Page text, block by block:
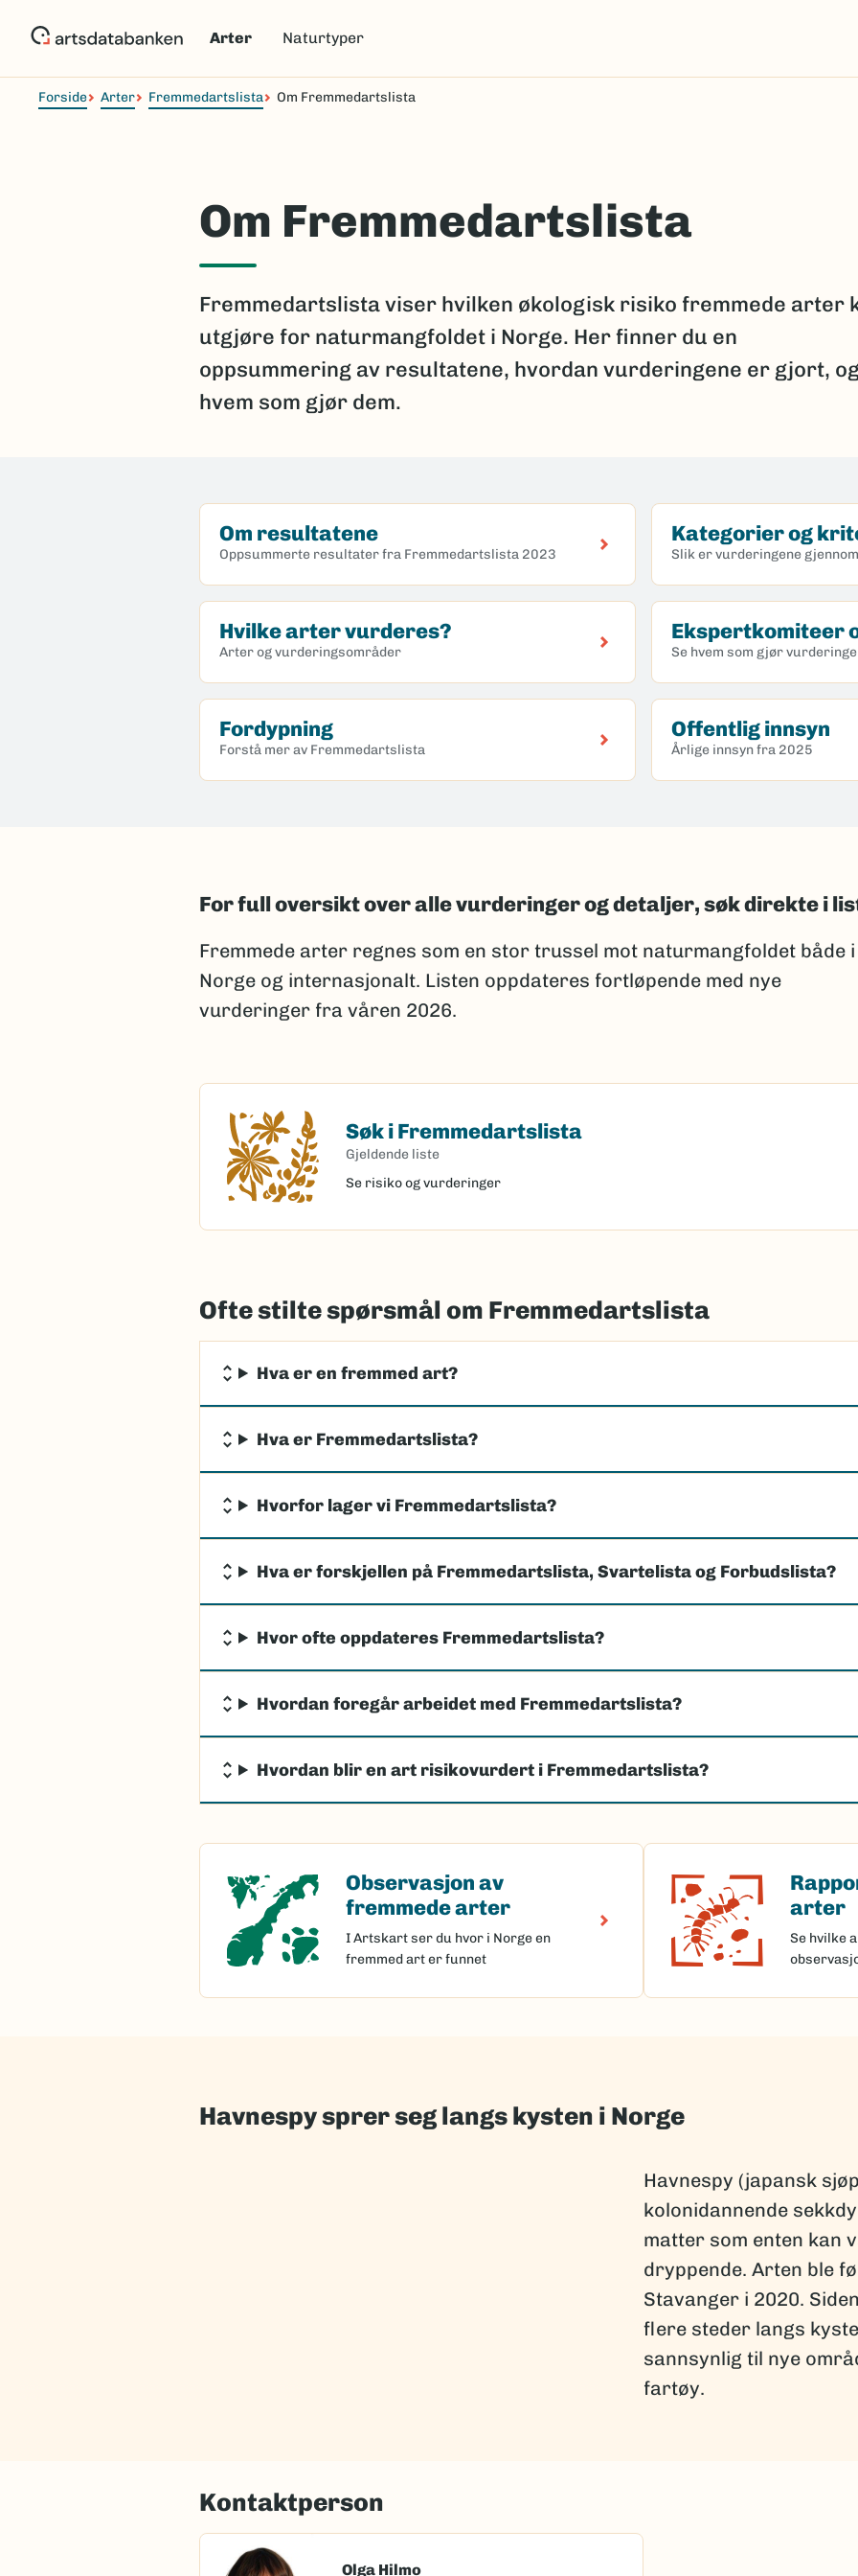
Arter Naturtyper
Forside Arter Fremmedartslista Om Fremmedartslista
Om Fremmedartslista
Fremmedartslista viser hvilken økologisk risiko fremmede arter
utgjøre for naturmangfoldet i Norge. Her finner du en
oppsummering av resultatene, hvordan vurderingene er gjort,
hvem som gjør dem.
Om resultatene
Oppsummerte resultater fra Fremmedartslista 2023
Kategorier og
Slik er vurderingene
Hvilke arter vurderes?
Arter og vurderingsområder
Ekspertkomiteer
Se hvem som gjør
Fordypning
Forstå mer av Fremmedartslista
Offentlig innsyn
Årlige innsyn fra 2025
For full oversikt over alle vurderinger og detaljer, søk direkte i
Fremmede arter regnes som en stor trussel mot naturmangfoldet både i
Norge og internasjonalt. Listen oppdateres fortløpende med nye
vurderinger fra våren 2026.
Søk i Fremmedartslista
Gjeldende liste
Se risiko og vurderinger
Søk i Fremmedartslista
Ofte stilte spørsmål om Fremmedartslista
Hva er en fremmed art?
Hva er Fremmedartslista?
Hvorfor lager vi Fremmedartslista?
Hva er forskjellen på Fremmedartslista, Svartelista og Forbudslista?
Hvor ofte oppdateres Fremmedartslista?
Hvordan foregår arbeidet med Fremmedartslista?
Hvordan blir en art risikovurdert i Fremmedartslista?
Observasjon av
fremmede arter
I Artskart ser du hvor i Norge en
fremmed art er funnet
Observasjon av fremmede arter
arter
Se hvilke
Havnespy sprer seg langs kysten i Norge
Havnespy (japansk
kolonidannende
matter som enten kan
dryppende. Arten ble
Stavanger i 2020.
flere steder langs
sannsynlig til nye
fartøy.
Kontaktperson
Olga Hilmo